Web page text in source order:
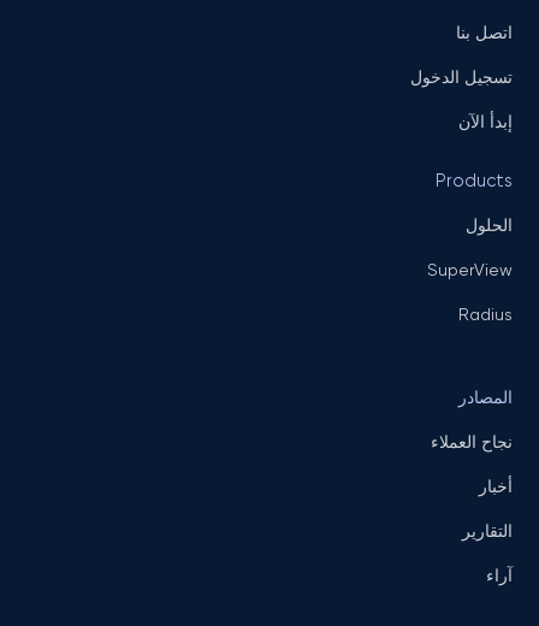
اتصل بنا
تسجيل الدخول
إبدأ الآن
Products
الحلول
SuperView
Radius
المصادر
نجاح العملاء
أخبار
التقارير
آراء